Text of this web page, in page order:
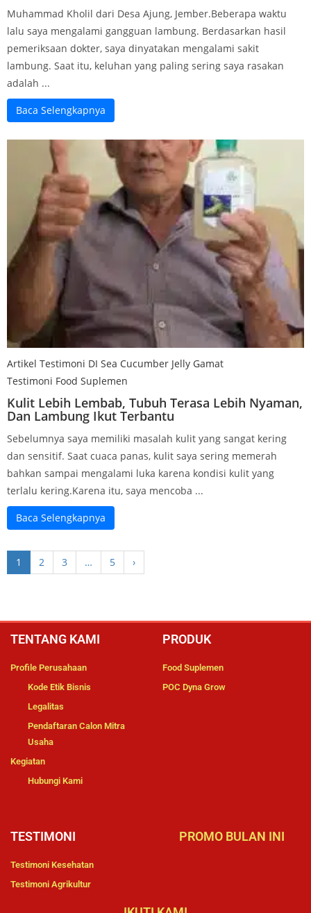
Muhammad Kholil dari Desa Ajung, Jember.Beberapa waktu
lalu saya mengalami gangguan lambung. Berdasarkan hasil
pemeriksaan dokter, saya dinyatakan mengalami sakit
lambung. Saat itu, keluhan yang paling sering saya rasakan
adalah ...
Baca Selengkapnya
Artikel Testimoni DI Sea Cucumber​ Jelly Gamat
Testimoni Food Suplemen
Kulit Lebih Lembab, Tubuh Terasa Lebih Nyaman,
Dan Lambung Ikut Terbantu
Sebelumnya saya memiliki masalah kulit yang sangat kering
dan sensitif. Saat cuaca panas, kulit saya sering memerah
bahkan sampai mengalami luka karena kondisi kulit yang
terlalu kering.Karena itu, saya mencoba ...
Baca Selengkapnya
1 2 3 … 5 ›
TENTANG KAMI
Profile Perusahaan
Kode Etik Bisnis
Legalitas
Pendaftaran Calon Mitra
Usaha
Kegiatan
Hubungi Kami
PRODUK
Food Suplemen
POC Dyna Grow
TESTIMONI
Testimoni Kesehatan
Testimoni Agrikultur
PROMO BULAN INI